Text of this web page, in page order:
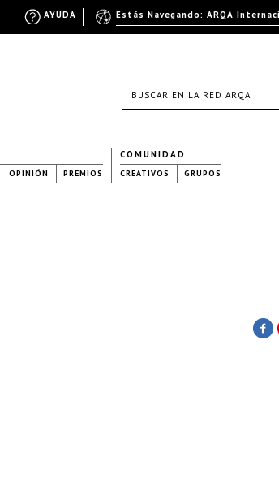
OPINIÓN PREMIOS
COMUNIDAD
CREATIVOS GRUPOS
Estás Navegando: ARQA
AYUDA